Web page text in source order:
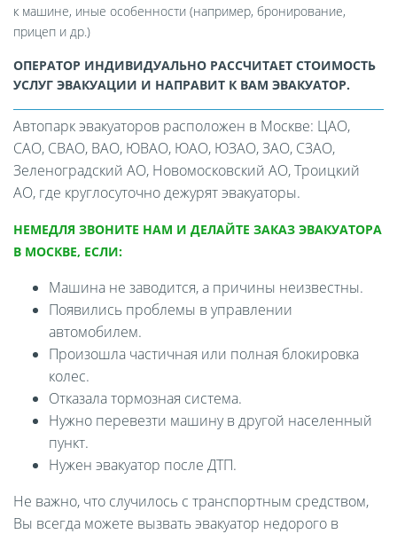
к машине, иные особенности (например, бронирование,
прицеп и др.)
ОПЕРАТОР ИНДИВИДУАЛЬНО РАССЧИТАЕТ СТОИМОСТЬ
УСЛУГ ЭВАКУАЦИИ И НАПРАВИТ К ВАМ ЭВАКУАТОР.
Автопарк эвакуаторов расположен в Москве: ЦАО,
САО, СВАО, ВАО, ЮВАО, ЮАО, ЮЗАО, ЗАО, СЗАО,
Зеленоградский АО, Новомосковский АО, Троицкий
АО, где круглосуточно дежурят эвакуаторы.
НЕМЕДЛЯ ЗВОНИТЕ НАМ И ДЕЛАЙТЕ ЗАКАЗ ЭВАКУАТОРА
В МОСКВЕ, ЕСЛИ:
Машина не заводится, а причины неизвестны.
Появились проблемы в управлении
автомобилем.
Произошла частичная или полная блокировка
колес.
Отказала тормозная система.
Нужно перевезти машину в другой населенный
пункт.
Нужен эвакуатор после ДТП.
Не важно, что случилось с транспортным средством,
Вы всегда можете вызвать эвакуатор недорого в